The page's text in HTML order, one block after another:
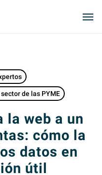
de las PYME
la web a un
cómo la
datos en
útil